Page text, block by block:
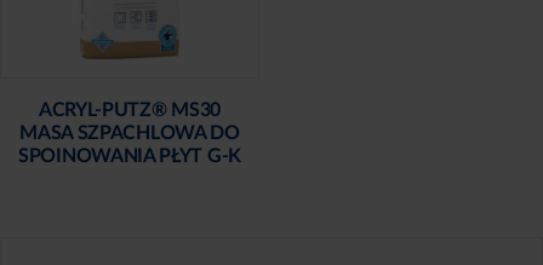
ACRYL-PUTZ® MS30
MASA SZPACHLOWA DO
SPOINOWANIA PŁYT G-K